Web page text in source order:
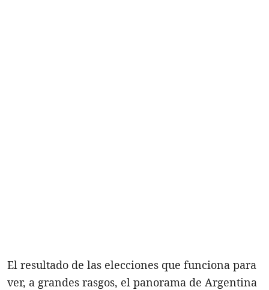
El resultado de las elecciones que funciona para
ver, a grandes rasgos, el panorama de Argentina